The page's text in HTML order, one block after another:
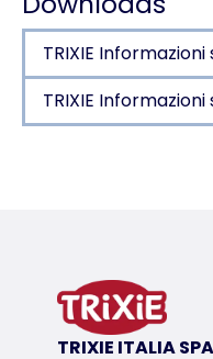
TRIXIE
TRIXIE
variante di
TRIXIE ITALIA SPA